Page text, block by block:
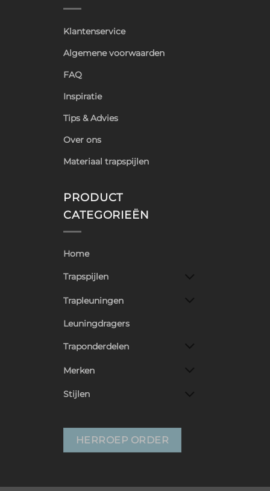
Klantenservice
Algemene voorwaarden
FAQ
Inspiratie
Tips & Advies
Over ons
Materiaal trapspijlen
PRODUCT
CATEGORIEËN
Home
Trapspijlen
Trapleuningen
Leuningdragers
Traponderdelen
Merken
Stijlen
HERROEP ORDER